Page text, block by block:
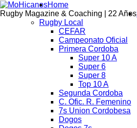
Rugby Magazine & Coaching | 22 Años
Home
Rugby Local
CEFAR
Campeonato Oficial
Primera Cordoba
Super 10 A
Super 6
Super 8
Top 10 A
Segunda Cordoba
C. Ofic. R. Femenino
7s Union Cordobesa
Dogos